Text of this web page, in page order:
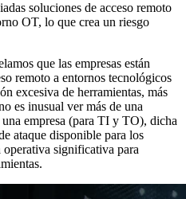
soluciones de acceso remoto
OT, lo que crea un riesgo
que las empresas están
remoto a entornos tecnológicos
excesiva de herramientas, más
es inusual ver más de una
empresa (para TI y TO), dicha
ataque disponible para los
operativa significativa para